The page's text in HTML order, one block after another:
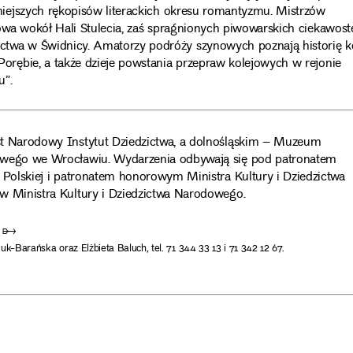
rękopisów literackich okresu romantyzmu. Mistrzów
wokół Hali Stulecia, zaś spragnionych piwowarskich
w Świdnicy. Amatorzy podróży szynowych poznają historię
a także dzieje powstania przepraw kolejowych w rejonie
Instytut Dziedzictwa, a dolnośląskim – Muzeum
we Wrocławiu. Wydarzenia odbywają się pod patronatem
i patronatem honorowym Ministra Kultury i Dziedzictwa
Ministra Kultury i Dziedzictwa Narodowego.
➸
Barańska oraz Elżbieta Baluch,tel. 71 344 33 13 i 71 342 12 67.